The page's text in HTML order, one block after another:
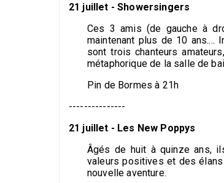
21 juillet - Showersingers
Ces 3 amis (de gauche à
maintenant plus de 10
sont trois chanteurs
métaphorique de la salle de
Pin de Bormes à 21h
---------------
21 juillet - Les New Poppys
Âgés de huit à quinze ans,
valeurs positives et des élans
nouvelle aventure.